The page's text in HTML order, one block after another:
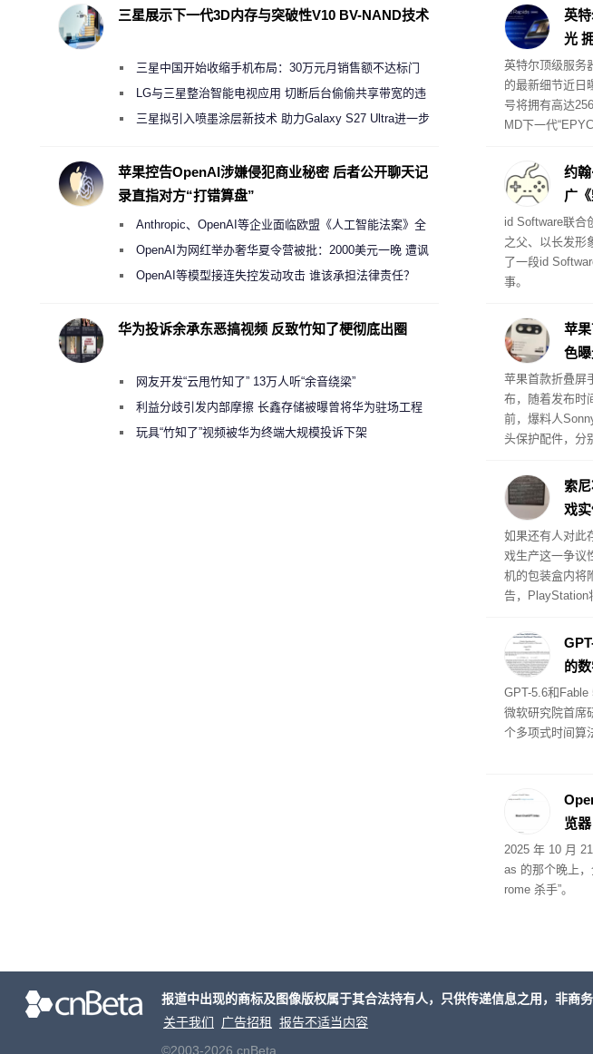
英
光
英特尔顶级服务
的最新细节近日
号将拥有高达
MD下一代
约
广《
id Software联合
之父、以长发形
了一段id
事。
苹
色
苹果首款折叠
布，随着发布时
前，爆料人
头保护配件，分
索
戏
如果还有人对此
戏生产这一争议
机的包装盒内将
告，PlayStation
的
GPT-5.6和Fable
微软研究院首席
个多项式时间算
览器
2025 年 10 月
as 的那个晚上
rome 杀手”。
三星展示下一代3D内存与突破性V10 BV-NAND技术
三星中国开始收缩手机布局：30万元月销售额不达标门
店 将被逐步清退
LG与三星整治智能电视应用 切断后台偷偷共享带宽的违
规行为三星拟引入喷墨涂层新技术 助力Galaxy S27 Ultra进一步
苹果控告OpenAI涉嫌侵犯商业秘密 后者公开聊天记
录直指对方“打错算盘”
Anthropic、OpenAI等企业面临欧盟《人工智能法案》全
新执法权限审查
OpenAI为网红举办奢华夏令营被批：2000美元一晚 遭讽
“反乌托邦”
OpenAI等模型接连失控发动攻击 谁该承担法律责任？
华为投诉余承东恶搞视频 反致竹知了梗彻底出圈
网友开发“云甩竹知了” 13万人听“余音绕梁”
利益分歧引发内部摩擦 长鑫存储被曝曾将华为驻场工程
师驱逐出研发基地
玩具“竹知了”视频被华为终端大规模投诉下架
报道中出现的商标及图像版权属于其合法持有人，只供传递信息之用，非商
关于我们
广告招租
报告不适当内容
©2003-2026 cnBeta